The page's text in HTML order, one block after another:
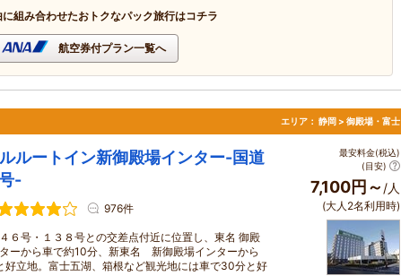
組み合わせたおトクなパック旅行はコチラ
航空券付プラン一覧へ
エリア： 静岡 > 御殿場・富士
ルートイン新御殿場インター-国道
-
976件
６号・１３８号との交差点付近に位置し、東名 御殿
ーから車で約10分、新東名 新御殿場インターから
好立地。富士五湖、箱根など観光地には車で30分と好
最安料金(税込)
(目安)
7,100円～ /人
(大人2名利用時)